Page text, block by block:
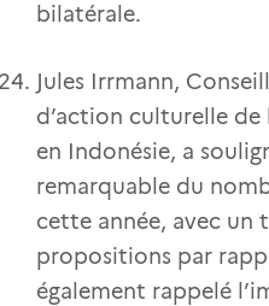
bilatérale.
Jules Irrmann,
d’action culturelle de
en Indonésie, a
remarquable du
cette année, avec un
propositions par
également rappelé